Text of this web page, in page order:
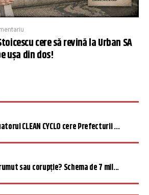
cere să revină la Urban SA
ușa din dos!
CLEAN CYCLO cere Prefecturii ...
sau corupție? Schema de 7 mil...